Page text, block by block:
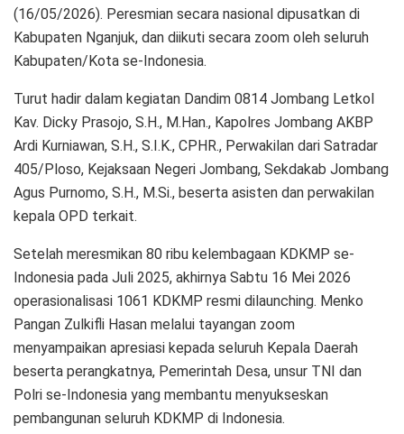
(16/05/2026). Peresmian secara nasional dipusatkan di
Kabupaten Nganjuk, dan diikuti secara zoom oleh seluruh
Kabupaten/Kota se-Indonesia.
Turut hadir dalam kegiatan Dandim 0814 Jombang Letkol
Kav. Dicky Prasojo, S.H., M.Han., Kapolres Jombang AKBP
Ardi Kurniawan, S.H., S.I.K., CPHR., Perwakilan dari Satradar
405/Ploso, Kejaksaan Negeri Jombang, Sekdakab Jombang
Agus Purnomo, S.H., M.Si., beserta asisten dan perwakilan
kepala OPD terkait.
Setelah meresmikan 80 ribu kelembagaan KDKMP se-
Indonesia pada Juli 2025, akhirnya Sabtu 16 Mei 2026
operasionalisasi 1061 KDKMP resmi dilaunching. Menko
Pangan Zulkifli Hasan melalui tayangan zoom
menyampaikan apresiasi kepada seluruh Kepala Daerah
beserta perangkatnya, Pemerintah Desa, unsur TNI dan
Polri se-Indonesia yang membantu menyukseskan
pembangunan seluruh KDKMP di Indonesia.